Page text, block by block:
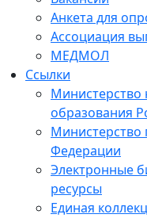
Анкета для
Ассоциация
МЕДМОЛ
Ссылки
Министерство
образования
Министерство
Федерации
Электронные
ресурсы
Единая